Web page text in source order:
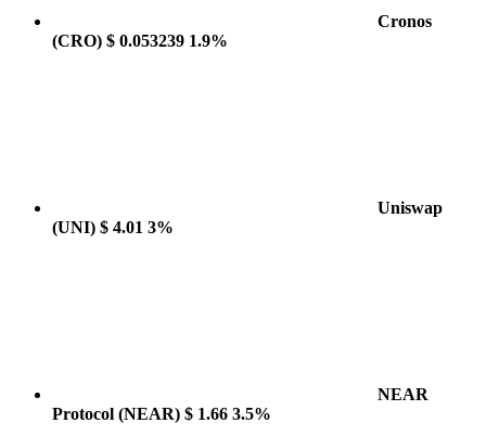
Cronos
(CRO) $ 0.053239 1.9%
Uniswap
(UNI) $ 4.01 3%
NEAR
Protocol (NEAR) $ 1.66 3.5%